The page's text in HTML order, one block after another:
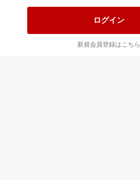
ログイン
新規会員登録はこちら
楽天ショッピングサービスご利用規約